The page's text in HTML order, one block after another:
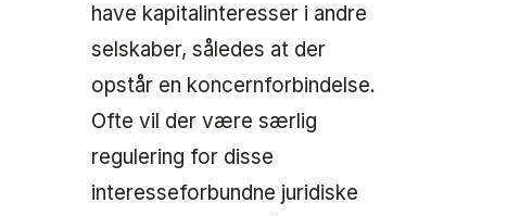
have kapitalinteresser i andre
selskaber, således at der
opstår en koncernforbindelse.
Ofte vil der være særlig
regulering for disse
interesseforbundne juridiske